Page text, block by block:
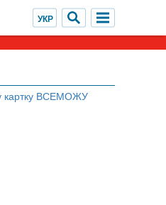
картку ВСЕМОЖУ